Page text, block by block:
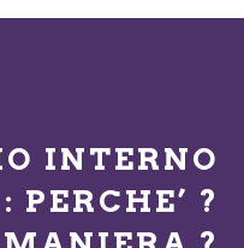
INTERNO
PERCHE’ ?